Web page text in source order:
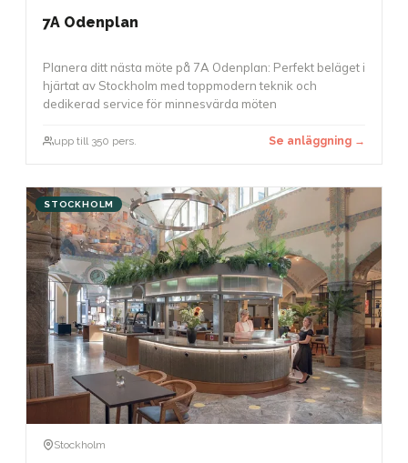
7A Odenplan
Planera ditt nästa möte på 7A Odenplan: Perfekt beläget i
hjärtat av Stockholm med toppmodern teknik och
dedikerad service för minnesvärda möten
upp till 350 pers. Se anläggning →
STOCKHOLM
Stockholm